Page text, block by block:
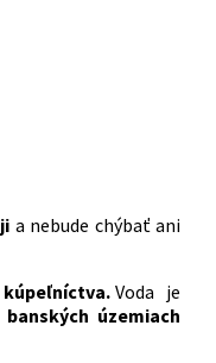
a nebude chýbať ani
Voda je
územiach